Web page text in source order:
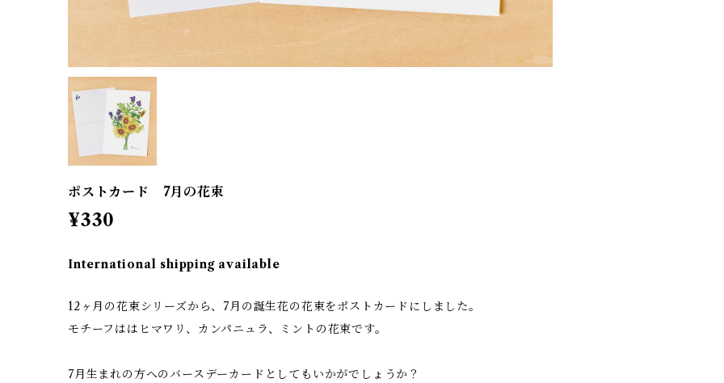
ポストカード 7月の花束
¥330
International shipping available
12ヶ月の花束シリーズから、7月の誕生花の花束をポストカードにしました。
モチーフははヒマワリ、カンパニュラ、ミントの花束です。
7月生まれの方へのバースデーカードとしてもいかがでしょうか？